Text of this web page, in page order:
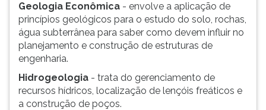
Geologia Econômica - envolve a aplicação de
princípios geológicos para o estudo do solo, rochas,
água subterrânea para saber como devem influir no
planejamento e construção de estruturas de
engenharia.
Hidrogeologia - trata do gerenciamento de
recursos hídricos, localização de lençóis freáticos e
a construção de poços.